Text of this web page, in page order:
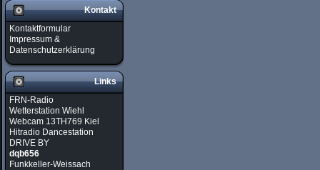
Kontakt
Kontaktformular
Impressum &
Datenschutzerklärung
Links
FRN-Radio
Wetterstation Wiehl
Webcam 13TH769 Kiel
Hitradio Dancestation
DRIVE BY
dqb656
Funkkeller-Weissach